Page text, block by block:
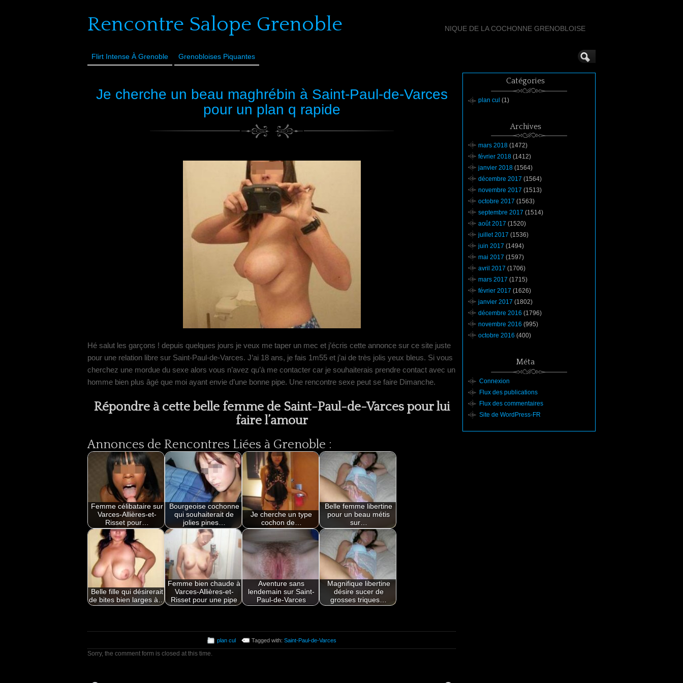
Rencontre Salope Grenoble NIQUE DE LA COCHONNE GRENOBLOISE
Flirt Intense À Grenoble Grenobloises Piquantes
Je cherche un beau maghrébin à Saint-Paul-de-Varces
pour un plan q rapide
Hé salut les garçons ! depuis quelques jours je veux me taper un mec et j’écris cette annonce sur ce site juste
pour une relation libre sur Saint-Paul-de-Varces. J’ai 18 ans, je fais 1m55 et j’ai de très jolis yeux bleus. Si vous
cherchez une mordue du sexe alors vous n’avez qu’à me contacter car je souhaiterais prendre contact avec un
homme bien plus âgé que moi ayant envie d’une bonne pipe. Une rencontre sexe peut se faire Dimanche.
Répondre à cette belle femme de Saint-Paul-de-Varces pour lui
faire l’amour
Annonces de Rencontres Liées à Grenoble :
Femme célibataire sur
Varces-Allières-et-
Risset pour…
Bourgeoise cochonne
qui souhaiterait de
jolies pines…
Je cherche un type
cochon de…
Belle femme libertine
pour un beau métis
sur…
Belle fille qui désirerait
de bites bien larges à…
Femme bien chaude à
Varces-Allières-et-
Risset pour une pipe
Aventure sans
lendemain sur Saint-
Paul-de-Varces
Magnifique libertine
désire sucer de
grosses triques…
plan cul Tagged with: Saint-Paul-de-Varces
Sorry, the comment form is closed at this time.
Catégories
plan cul (1)
Archives
mars 2018 (1472)
février 2018 (1412)
janvier 2018 (1564)
décembre 2017 (1564)
novembre 2017 (1513)
octobre 2017 (1563)
septembre 2017 (1514)
août 2017 (1520)
juillet 2017 (1536)
juin 2017 (1494)
mai 2017 (1597)
avril 2017 (1706)
mars 2017 (1715)
février 2017 (1626)
janvier 2017 (1802)
décembre 2016 (1796)
novembre 2016 (995)
octobre 2016 (400)
Méta
Connexion
Flux des publications
Flux des commentaires
Site de WordPress-FR